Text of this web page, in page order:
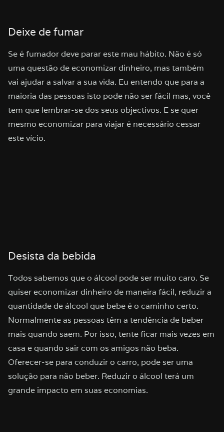
Deixe de fumar
Se é fumador deve parar este mau hábito. Não é só
uma questão de economizar dinheiro, mas também
vai ajudar a salvar a sua vida. Eu entendo que para a
maioria das pessoas isto pode não ser fácil mas, você
tem que lembrar-se dos seus objectivos. E se quer
mesmo economizar para viajar é necessário cessar
este vício.
Desista da bebida
Todos sabemos que o álcool pode ser muito caro. Se
quiser economizar dinheiro de maneira fácil, reduzir a
quantidade de álcool que bebe é o caminho certo.
Normalmente as pessoas têm a tendência de beber
mais quando saem. Por isso, tente ficar mais vezes em
casa e quando sair com os amigos não beba.
Oferecer-se para conduzir o carro, pode ser uma
solução para não beber. Reduzir o álcool terá um
grande impacto em suas economias.